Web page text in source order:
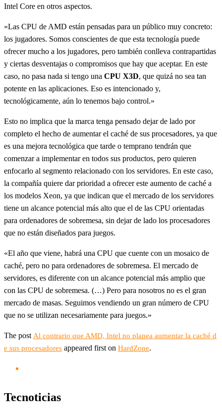
Intel Core en otros aspectos.
«Las CPU de AMD están pensadas para un público muy concreto:
los jugadores. Somos conscientes de que esta tecnología puede
ofrecer mucho a los jugadores, pero también conlleva contrapartidas
y ciertas desventajas o compromisos que hay que aceptar. En este
caso, no pasa nada si tengo una CPU X3D, que quizá no sea tan
potente en las aplicaciones. Eso es intencionado y,
tecnológicamente, aún lo tenemos bajo control.»
Esto no implica que la marca tenga pensado dejar de lado por
completo el hecho de aumentar el caché de sus procesadores, ya que
es una mejora tecnológica que tarde o temprano tendrán que
comenzar a implementar en todos sus productos, pero quieren
enfocarlo al segmento relacionado con los servidores. En este caso,
la compañía quiere dar prioridad a ofrecer este aumento de caché a
los modelos Xeon, ya que indican que el mercado de los servidores
tiene un alcance potencial más alto que el de las CPU orientadas
para ordenadores de sobremesa, sin dejar de lado los procesadores
que no están diseñados para juegos.
«El año que viene, habrá una CPU que cuente con un mosaico de
caché, pero no para ordenadores de sobremesa. El mercado de
servidores, es diferente con un alcance potencial más amplio que
con las CPU de sobremesa. (…) Pero para nosotros no es el gran
mercado de masas. Seguimos vendiendo un gran número de CPU
que no se utilizan necesariamente para juegos.»
The post Al contrario que AMD, Intel no planea aumentar la caché d
e sus procesadores appeared first on HardZone.
Tecnoticias